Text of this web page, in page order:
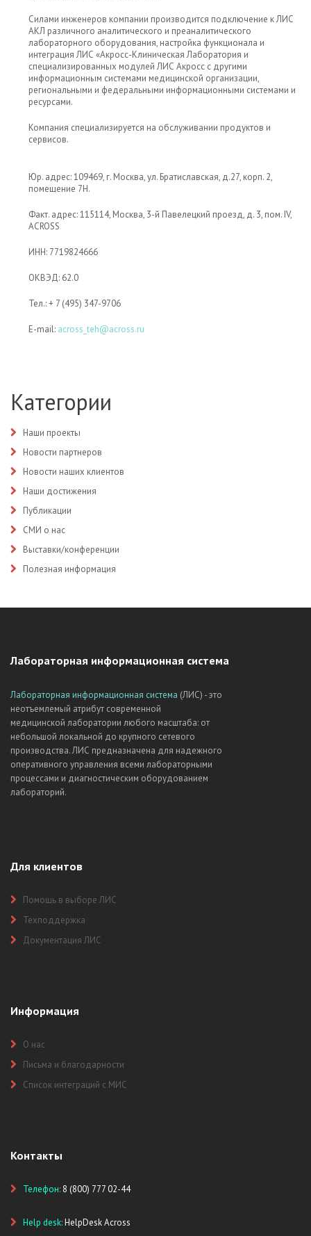
Силами инженеров компании производится подключение к ЛИС
АКЛ различного аналитического и преаналитического
лабораторного оборудования, настройка функционала и
интеграция ЛИС «Акросс-Клиническая Лаборатория и
специализированных модулей ЛИС Акросс с другими
информационным системами медицинской организации,
региональными и федеральными информационными системами и
ресурсами.
Компания специализируется на обслуживании продуктов и
сервисов.
Юр. адрес: 109469, г. Москва, ул. Братиславская, д.27, корп. 2,
помещение 7Н.
Факт. адрес: 115114, Москва, 3-й Павелецкий проезд, д. 3, пом. IV,
ACROSS
ИНН: 7719824666
ОКВЭД: 62.0
Тел.: + 7 (495) 347-9706
E-mail: across_teh@across.ru
Категории
Наши проекты
Новости партнеров
Новости наших клиентов
Наши достижения
Публикации
СМИ о нас
Выставки/конференции
Полезная информация
Лабораторная информационная система
Лабораторная информационная система (ЛИС) - это
неотъемлемый атрибут современной
медицинской лаборатории любого масштаба: от
небольшой локальной до крупного сетевого
производства. ЛИС предназначена для надежного
оперативного управления всеми лабораторными
процессами и диагностическим оборудованием
лабораторий.
Для клиентов
Помощь в выборе ЛИС
Техподдержка
Документация ЛИС
Информация
О нас
Письма и благодарности
Список интеграций с МИС
Контакты
Телефон: 8 (800) 777 02-44
Help desk:HelpDesk Across